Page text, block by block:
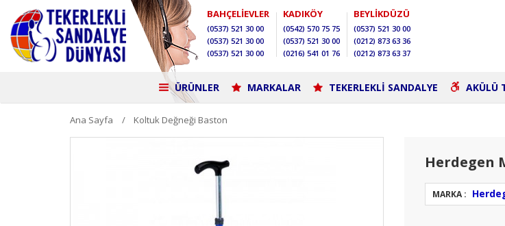
BAHÇELİEVLER
(0537) 521 30 00
(0537) 521 30 00
(0537) 521 30 00
KADIKÖY
(0542) 570 75 75
(0537) 521 30 00
(0216) 541 01 76
BEYLİKDÜZÜ
(0537) 521 30 00
(0212) 873 63 36
(0212) 873 63 37
ÜRÜNLER MARKALAR TEKERLEKLİ SANDALYE AKÜLÜ
Ana Sayfa Koltuk Değneği Baston
Herdegen
MARKA :